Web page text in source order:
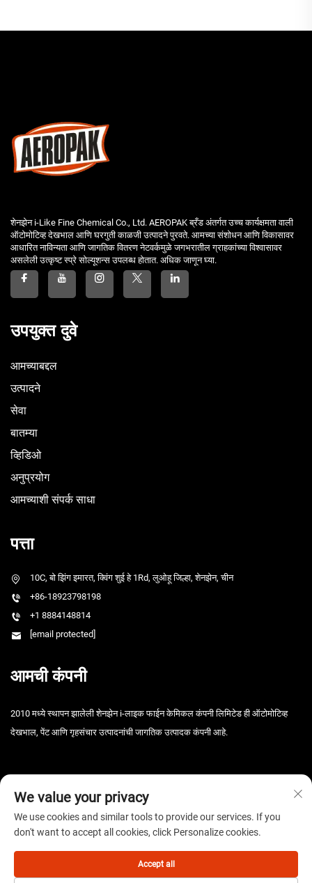
शेनझेन i-Like Fine Chemical Co., Ltd. AEROPAK ब्रँड अंतर्गत उच्च कार्यक्षमता वाली
ऑटोमोटिव्ह देखभाल आणि घरगुती काळजी उत्पादने पुरवते. आमच्या संशोधन आणि विकासावर
आधारित नाविन्यता आणि जागतिक वितरण नेटवर्कमुळे जगभरातील ग्राहकांच्या विश्वासावर
असलेली उत्कृष्ट स्प्रे सोल्यूशन्स उपलब्ध होतात. अधिक जाणून घ्या.
उपयुक्त दुवे
आमच्याबद्दल
उत्पादने
सेवा
बातम्या
व्हिडिओ
अनुप्रयोग
आमच्याशी संपर्क साधा
पत्ता
10C, बो झिंग इमारत, क्विंग शुई हे 1Rd, लुओहू जिल्हा, शेनझेन, चीन
+86-18923798198
+1 8884148814
[email protected]
आमची कंपनी
2010 मध्ये स्थापन झालेली शेनझेन i-लाइक फाईन केमिकल कंपनी लिमिटेड ही ऑटोमोटिव्ह
देखभाल, पेंट आणि गृहसंचार उत्पादनांची जागतिक उत्पादक कंपनी आहे.
कॉपीराइट © 2025 शेनझेन आय-लाइक फाइन केमिकल कंपनी लिमिटेड. सर्व हक्क राखीव. -
We value your privacy
We use cookies and similar tools to provide our services. If you
don't want to accept all cookies, click Personalize cookies.
Accept all